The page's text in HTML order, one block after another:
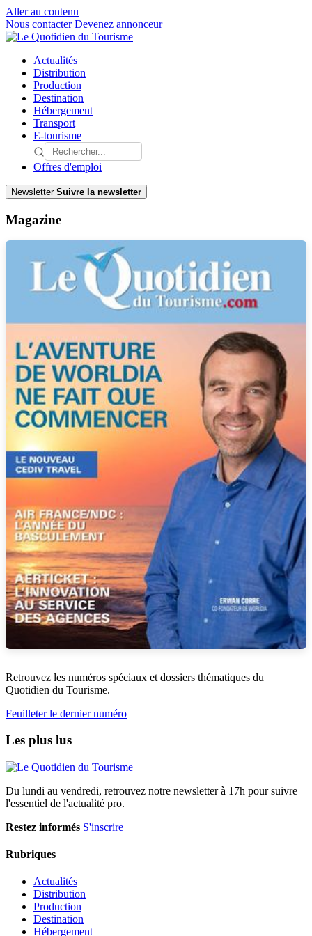
Aller au contenu
Nous contacter Devenez annonceur
Actualités
Distribution
Production
Destination
Hébergement
Transport
E-tourisme
Offres d'emploi
Newsletter Suivre la newsletter
Magazine
Retrouvez les numéros spéciaux et dossiers thématiques du
Quotidien du Tourisme.
Feuilleter le dernier numéro
Les plus lus
Du lundi au vendredi, retrouvez notre newsletter à 17h pour suivre
l'essentiel de l'actualité pro.
Restez informés S'inscrire
Rubriques
Actualités
Distribution
Production
Destination
Hébergement